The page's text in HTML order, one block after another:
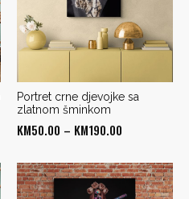
Portret crne djevojke sa
zlatnom šminkom
KM50.00 – KM190.00
KM50.00
through